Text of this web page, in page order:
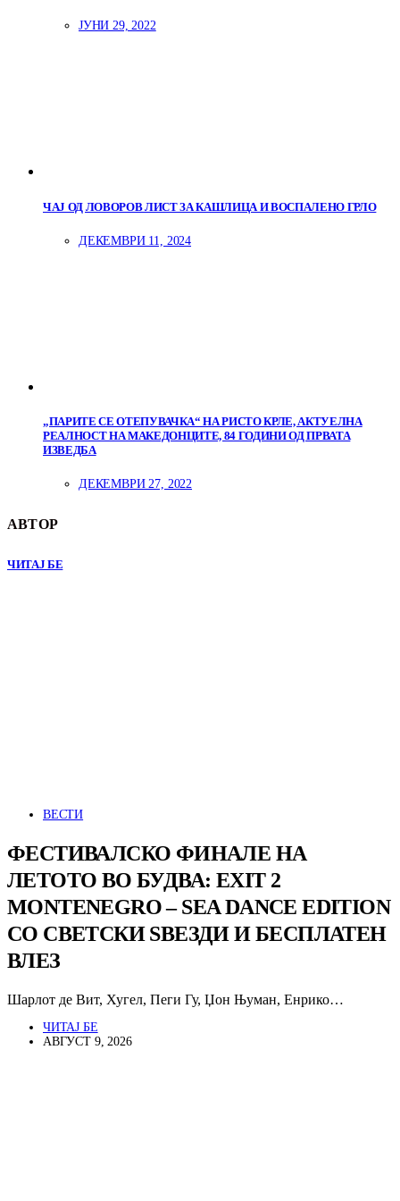
ЈУНИ 29, 2022
ЧАЈ ОД ЛОВОРОВ ЛИСТ ЗА КАШЛИЦА И ВОСПАЛЕНО ГРЛО
ДЕКЕМВРИ 11, 2024
„ПАРИТЕ СЕ ОТЕПУВАЧКА“ НА РИСТО КРЛЕ, АКТУЕЛНА
РЕАЛНОСТ НА МАКЕДОНЦИТЕ, 84 ГОДИНИ ОД ПРВАТА
ИЗВЕДБА
ДЕКЕМВРИ 27, 2022
АВТОР
ЧИТАЈ БЕ
ВЕСТИ
ФЕСТИВАЛСКО ФИНАЛЕ НА
ЛЕТОТО ВО БУДВА: EXIT 2
MONTENEGRO – SEA DANCE EDITION
СО СВЕТСКИ ЅВЕЗДИ И БЕСПЛАТЕН
ВЛЕЗ
Шарлот де Вит, Хугел, Пеги Гу, Џон Њуман, Енрико…
ЧИТАЈ БЕ
АВГУСТ 9, 2026